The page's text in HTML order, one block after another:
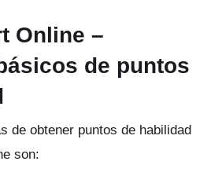
Online –
de puntos
de obtener puntos de habilidad
son: